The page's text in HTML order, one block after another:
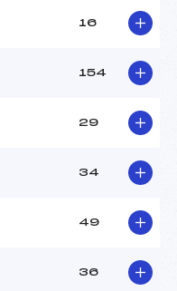
35
GIRAUD (DA)
PRIBISE (DA)
16
154
29
34
49
36